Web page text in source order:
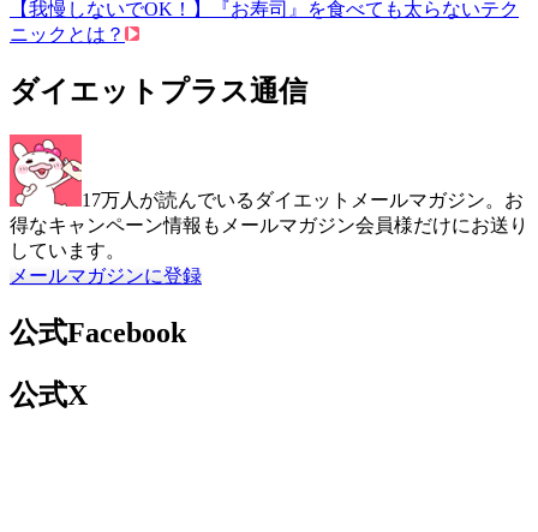
【我慢しないでOK！】『お寿司』を食べても太らないテク
ニックとは？
ダイエットプラス通信
17万人が読んでいるダイエットメールマガジン。お
得なキャンペーン情報もメールマガジン会員様だけにお送り
しています。
メールマガジンに登録
公式Facebook
公式X